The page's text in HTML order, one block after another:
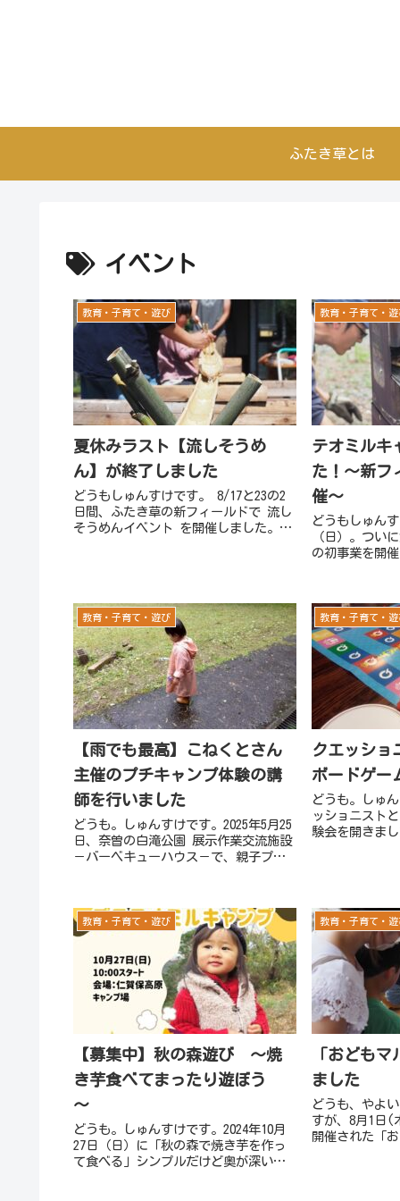
ふたき草とは
イベント
教育・子育て・遊び
夏休みラスト【流しそうめ
ん】が終了しました
どうもしゅんすけです。 8/17と23の2
日間、ふたき草の新フィールドで 流し
そうめんイベント を開催しました。ど
教育・子育て・遊
テオミルキ
た！～新フ
催～
どうもしゅん
（日）。つい
の初事業を開
の火おこしか
生地をこねて
教育・子育て・遊び
【雨でも最高】こねくとさん
主催のプチキャンプ体験の講
師を行いました
どうも。しゅんすけです。2025年5月25
日、奈曽の白滝公園 展示作業交流施設
－バーベキューハウス－で、親子プチ
雨。・・・ではなく、「雨だから楽し
かった」と思える、特別な時間に...
教育・子育て・遊
クエッシ
ボードゲー
どうも。しゅ
ッショニスト
験会を開きま
と...
教育・子育て・遊び
【募集中】秋の森遊び ～焼
き芋食べてまったり遊ぼう
～
どうも。しゅんすけです。2024年10月
27日（日）に「秋の森で焼き芋を作っ
て食べる」シンプルだけど奥が深い、
教育・子育て・遊
「おども
ました
どうも、やよ
すが、8月1日(
開催された「